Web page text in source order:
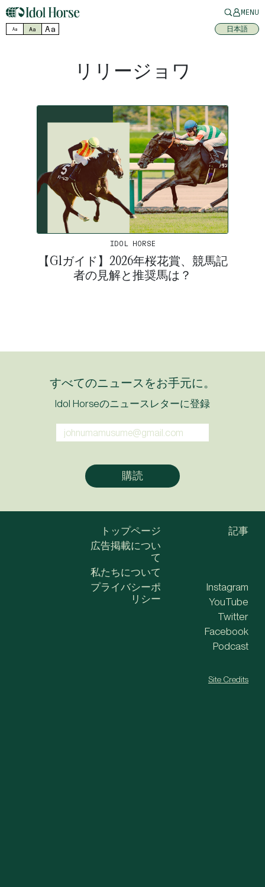
MENU
Aa Aa Aa 日本語
リリージョワ
IDOL HORSE
【G1ガイド】2026年桜花賞、競馬記
者の見解と推奨馬は？
すべてのニュースをお手元に。
Idol Horseのニュースレターに登録
トップページ
広告掲載につい
て
私たちについて
記事
プライバシーポ
リシー
Instagram
YouTube
Twitter
Facebook
Podcast
Site Credits